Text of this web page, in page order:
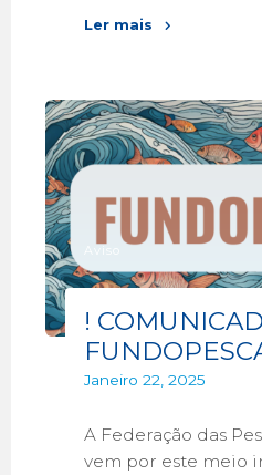
Ler mais
Aviso
!
Janeiro 22, 2025
A Federação das
vem por este meio